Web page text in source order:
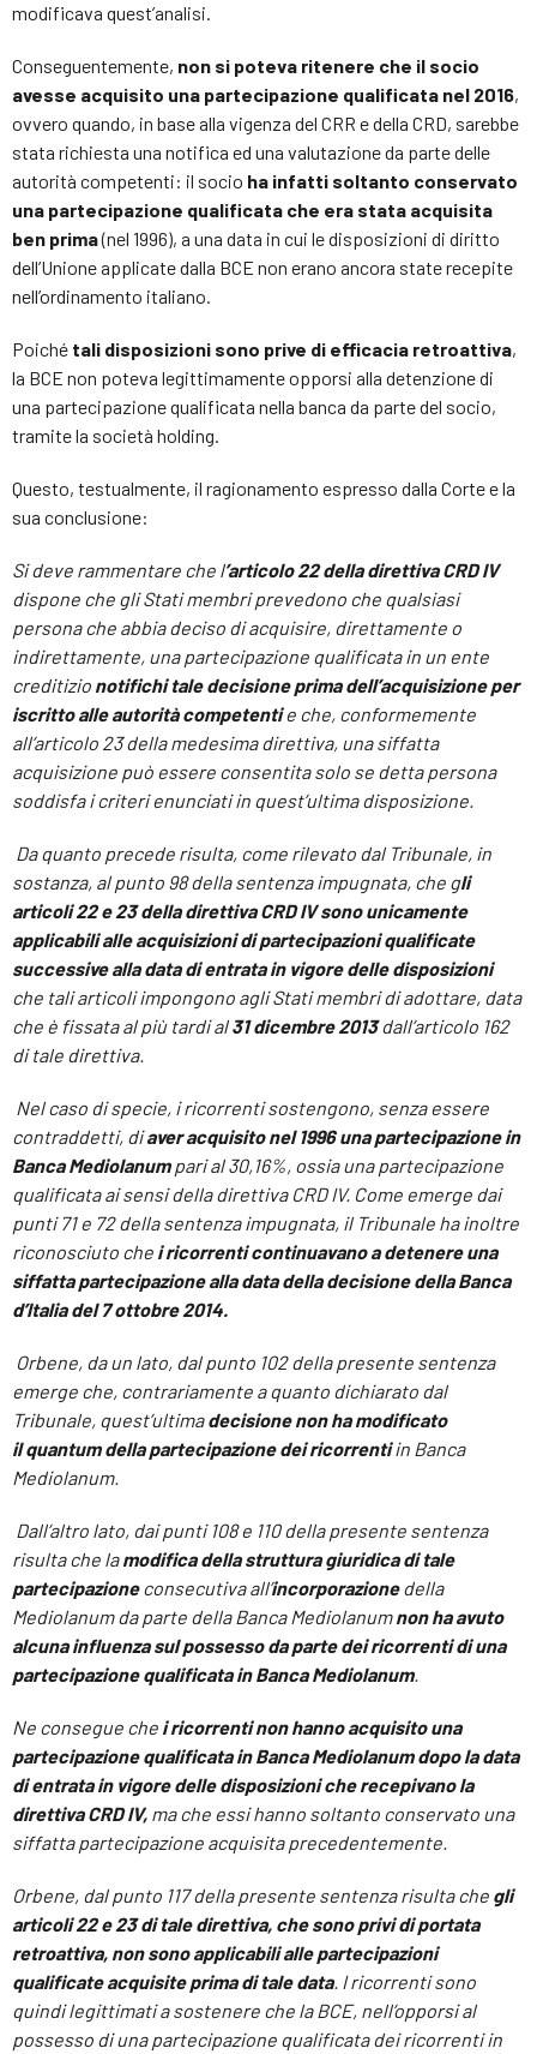
modificava quest’analisi.
Conseguentemente, non si poteva ritenere che il socio
avesse acquisito una partecipazione qualificata nel 2016,
ovvero quando, in base alla vigenza del CRR e della CRD, sarebbe
stata richiesta una notifica ed una valutazione da parte delle
autorità competenti: il socio ha infatti soltanto conservato
una partecipazione qualificata che era stata acquisita
ben prima(nel 1996), a una data in cui le disposizioni di diritto
dell’Unione applicate dalla BCE non erano ancora state recepite
nell’ordinamento italiano.
Poiché tali disposizioni sono prive di efficacia retroattiva,
la BCE non poteva legittimamente opporsi alla detenzione di
una partecipazione qualificata nella banca da parte del socio,
tramite la società holding.
Questo, testualmente, il ragionamento espresso dalla Corte e la
sua conclusione:
Si deve rammentare che l’articolo 22 della direttiva CRD IV
dispone che gli Stati membri prevedono che qualsiasi
persona che abbia deciso di acquisire, direttamente o
indirettamente, una partecipazione qualificata in un ente
creditizio notifichi tale decisione prima dell’acquisizione per
iscritto alle autorità competentie che, conformemente
all’articolo 23 della medesima direttiva, una siffatta
acquisizione può essere consentita solo se detta persona
soddisfa i criteri enunciati in quest’ultima disposizione.
Da quanto precede risulta, come rilevato dal Tribunale, in
sostanza, al punto 98 della sentenza impugnata, che gli
articoli 22 e 23 della direttiva CRD IV sono unicamente
applicabili alle acquisizioni di partecipazioni qualificate
successive alla data di entrata in vigore delle disposizioni
che tali articoli impongono agli Stati membri di adottare, data
che è fissata al più tardi al31 dicembre 2013dall’articolo 162
di tale direttiva.
Nel caso di specie, i ricorrenti sostengono, senza essere
contraddetti, diaver acquisito nel 1996 una partecipazione in
Banca Mediolanumpari al 30,16%, ossia una partecipazione
qualificata ai sensi della direttiva CRD IV. Come emerge dai
punti 71 e 72 della sentenza impugnata, il Tribunale ha inoltre
riconosciuto che i ricorrenti continuavano a detenere una
siffatta partecipazione alla data della decisione della Banca
d’Italia del 7 ottobre 2014.
Orbene, da un lato, dal punto 102 della presente sentenza
emerge che, contrariamente a quanto dichiarato dal
Tribunale, quest’ultimadecisione non ha modificato
il quantum della partecipazione dei ricorrentiin Banca
Mediolanum.
Dall’altro lato, dai punti 108 e 110 della presente sentenza
risulta che lamodifica della struttura giuridica di tale
partecipazioneconsecutiva all’incorporazionedella
Mediolanum da parte della Banca Mediolanumnon ha avuto
alcuna influenza sul possesso da parte dei ricorrenti di una
partecipazione qualificata in Banca Mediolanum.
Ne consegue che i ricorrenti non hanno acquisito una
partecipazione qualificata in Banca Mediolanum dopo la data
di entrata in vigore delle disposizioni che recepivano la
direttiva CRD IV, ma che essi hanno soltanto conservato una
siffatta partecipazione acquisita precedentemente.
Orbene, dal punto 117 della presente sentenza risulta che gli
articoli 22 e 23 di tale direttiva, che sono privi di portata
retroattiva, non sono applicabili alle partecipazioni
qualificate acquisite prima di tale data. I ricorrenti sono
quindi legittimati a sostenere che la BCE, nell’opporsi al
possesso di una partecipazione qualificata dei ricorrenti in